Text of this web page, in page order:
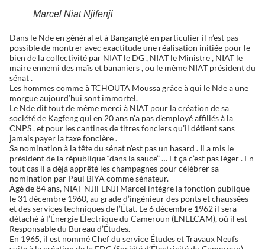
Marcel Niat Njifenji
Dans le Nde en général et à Bangangté en particulier il n’est pas
possible de montrer avec exactitude une réalisation initiée pour le
bien de la collectivité par NIAT le DG , NIAT le Ministre , NIAT le
maire ennemi des maïs et bananiers , ou le même NIAT président du
sénat .
Les hommes comme à TCHOUTA Moussa grâce à qui le Nde a une
morgue aujourd’hui sont immortel.
Le Nde dit tout de même merci à NIAT pour la création de sa
société de Kagfeng qui en 20 ans n’a pas d’employé affiliés à la
CNPS , et pour les cantines de titres fonciers qu’il détient sans
jamais payer la taxe foncière .
Sa nomination à la tête du sénat n’est pas un hasard . Il a mis le
président de la république “dans la sauce” … Et ça c’est pas léger . En
tout cas il a déjà apprêté les champagnes pour célébrer sa
nomination par Paul BIYA comme sénateur.
Âgé de 84 ans, NIAT NJIFENJI Marcel intégre la fonction publique
le 31 décembre 1960, au grade d’ingénieur des ponts et chaussées
et des services techniques de l’État. Le 6 décembre 1962 il sera
détaché à l’Énergie Électrique du Cameroun (ENELCAM), où il est
Responsable du Bureau d’Études.
En 1965, il est nommé Chef du service Études et Travaux Neufs